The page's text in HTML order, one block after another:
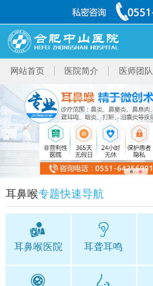
网站首页 医院简介 医师团队
耳鼻喉专题快速导航
耳鼻喉医院 耳聋耳鸣